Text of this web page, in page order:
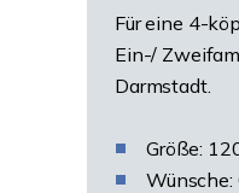
Für eine 4-
Ein-/
Darmstadt.
Größe:
Wünsche: